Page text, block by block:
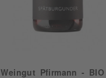
Weingut Pfirmann - BIO